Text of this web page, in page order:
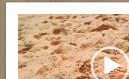
Reproductor
de
vídeo